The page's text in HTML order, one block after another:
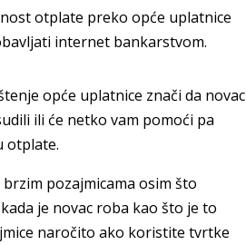
otplate preko opće uplatnice
internet bankarstvom.
opće uplatnice znači da novac
ili će netko vam pomoći pa
otplate.
pozajmicama osim što
je novac roba kao što je to
naročito ako koristite tvrtke